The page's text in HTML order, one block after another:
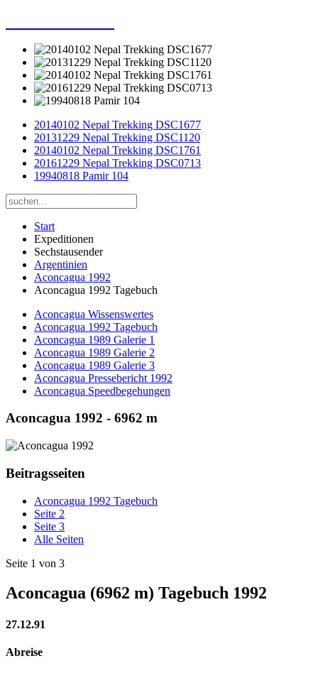
20140102 Nepal Trekking DSC1677
20131229 Nepal Trekking DSC1120
20140102 Nepal Trekking DSC1761
20161229 Nepal Trekking DSC0713
19940818 Pamir 104
Start
Expeditionen
Sechstausender
Argentinien
Aconcagua 1992
Aconcagua 1992 Tagebuch
Aconcagua Wissenswertes
Aconcagua 1992 Tagebuch
Aconcagua 1989 Galerie 1
Aconcagua 1989 Galerie 2
Aconcagua 1989 Galerie 3
Aconcagua Pressebericht 1992
Aconcagua Speedbegehungen
Aconcagua 1992 - 6962 m
Beitragsseiten
Aconcagua 1992 Tagebuch
Seite 2
Seite 3
Alle Seiten
Seite 1 von 3
Aconcagua (6962 m) Tagebuch 1992
27.12.91
Abreise